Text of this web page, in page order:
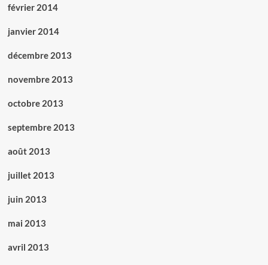
février 2014
janvier 2014
décembre 2013
novembre 2013
octobre 2013
septembre 2013
août 2013
juillet 2013
juin 2013
mai 2013
avril 2013